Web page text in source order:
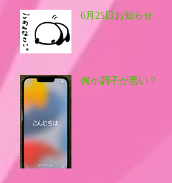
6月25日お知らせ
何か調子が悪い？